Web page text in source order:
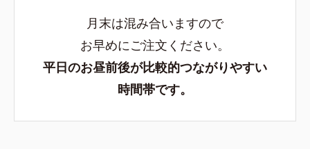
月末は混み合いますので
お早めにご注文ください。
平日のお昼前後が比較的つながりやすい
時間帯です。